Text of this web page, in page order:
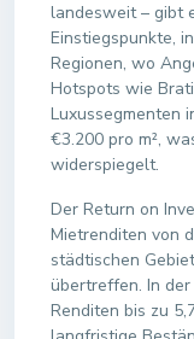
landesweit – gibt
Einstiegspunkte,
Regionen, wo
Hotspots wie
Luxussegmenten
€3.200 pro m²,
widerspiegelt.
Der Return on
Mietrenditen von
städtischen
übertreffen. In
Renditen bis zu